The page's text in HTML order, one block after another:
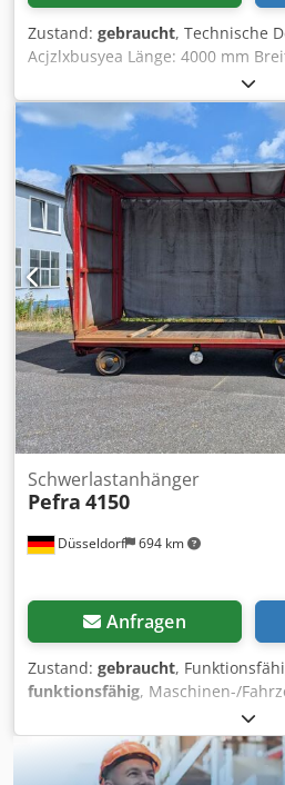
Zustand: gebraucht, Technische
Acjzlxbusyea Länge: 4000 mm
Flur: 805 mm Traglast: 10 t
mm Spurweite: 1000 mm
elektrisch: Ja mit Hand Gewicht:
x H: 4,0 x 1,42 x 0,81 m
Düsseldorf 694 km
Schwerlastanhänger
Pefra 4150
Anfragen
Zustand: gebraucht,
funktionsfähig, Maschinen-/
, Leergewicht:
4.650 mm, Baujahr:2015,
6.000 kg, Baubreite:1.880 mm ,